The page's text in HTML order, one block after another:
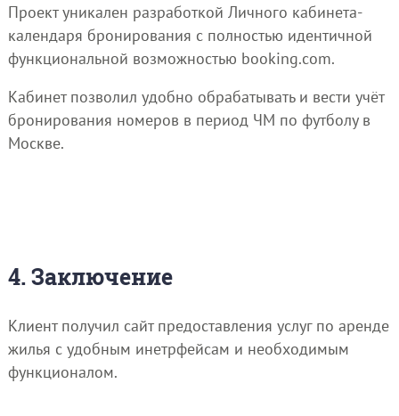
Проект уникален разработкой Личного кабинета-
календаря бронирования с полностью идентичной
функциональной возможностью booking.com.
Кабинет позволил удобно обрабатывать и вести учёт
бронирования номеров в период ЧМ по футболу в
Москве.
4. Заключение
Клиент получил сайт предоставления услуг по аренде
жилья с удобным инетрфейсам и необходимым
функционалом.